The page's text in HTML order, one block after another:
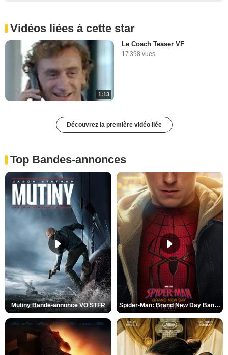
Vidéos liées à cette star
1:13
Le Coach Teaser VF
17 398 vues
Découvrez la première vidéo liée
Top Bandes-annonces
Mutiny Bande-annonce VO STFR Spider-Man: Brand New Day Bande-annonce VO STFR